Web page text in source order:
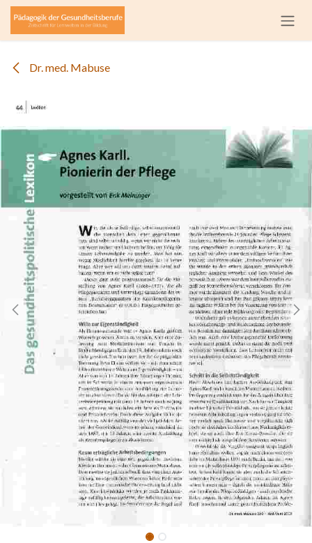
Zum Inhalt springen
Dr. med. Mabuse